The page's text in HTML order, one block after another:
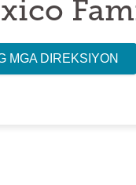
MGA DIREKSIYON